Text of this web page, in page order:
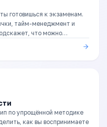
готовишься к экзаменам.
тайм-менеджмент и
что можно
по упрощённой методике
как вы воспринимаете